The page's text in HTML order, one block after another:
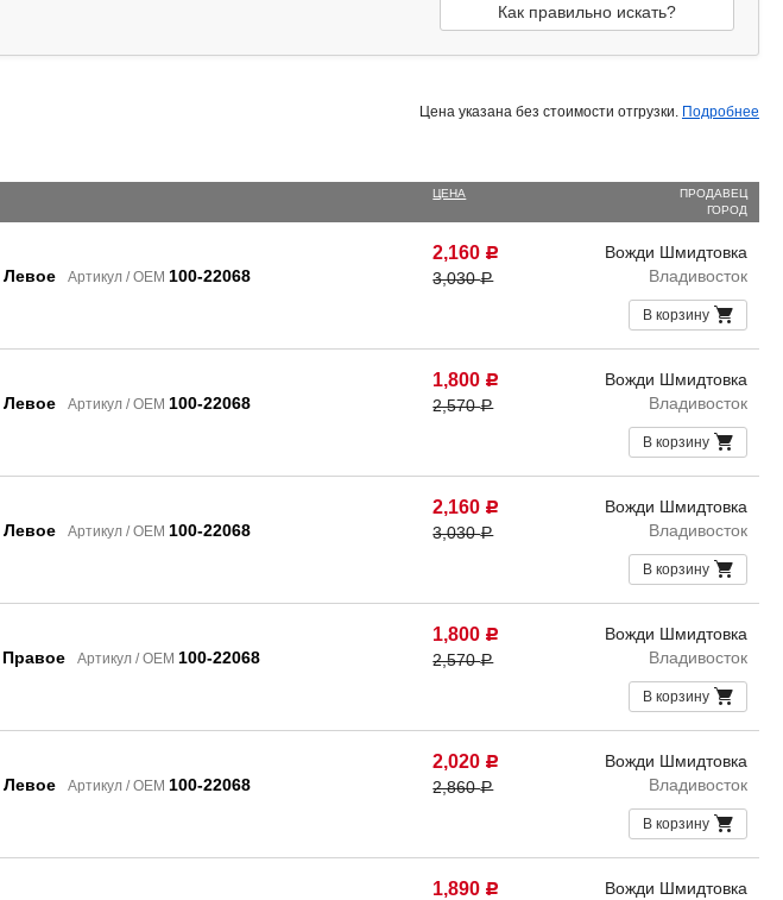
Как правильно искать?
Цена указана без стоимости отгрузки. Подробнее
ЦЕНА
ПРОДАВЕЦ
ГОРОД
Левое Артикул / OEM 100-22068
2,160 Р
3,030Р
Вожди Шмидтовка
Владивосток
В корзину
Левое Артикул / OEM 100-22068
1,800 Р
2,570Р
Вожди Шмидтовка
Владивосток
В корзину
Левое Артикул / OEM 100-22068
2,160 Р
3,030Р
Вожди Шмидтовка
Владивосток
В корзину
Правое Артикул / OEM 100-22068
1,800 Р
2,570Р
Вожди Шмидтовка
Владивосток
В корзину
Левое Артикул / OEM 100-22068
2,020 Р
2,860Р
Вожди Шмидтовка
Владивосток
В корзину
1,890 Р
Вожди Шмидтовка